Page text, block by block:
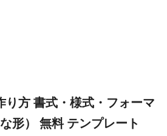
り方 書式・様式・フォーマ
形） 無料 テンプレート